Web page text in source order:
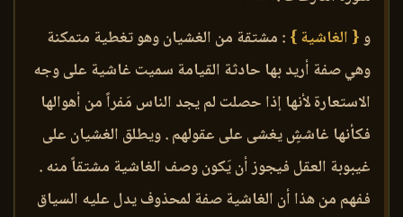
و{ الغاشية } : مشتقة من الغشيان وهو تغطية متمكنة
وهي صفة أريد بها حادثة القيامة سميت غاشية على وجه
الاستعارة لأنها إذا حصلت لم يجد الناس مَفراً من أهوالها
فكأنها غاششٍ يغشى على عقولهم . ويطلق الغشيان على
غيبوبة العقل فيجوز أن يَكون وصف الغاشية مشتقاً منه .
ففهم من هذا أن الغاشية صفة لمحذوف يدل عليه السياق